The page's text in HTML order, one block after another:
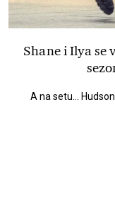
Shane i Ilya se
A na setu...